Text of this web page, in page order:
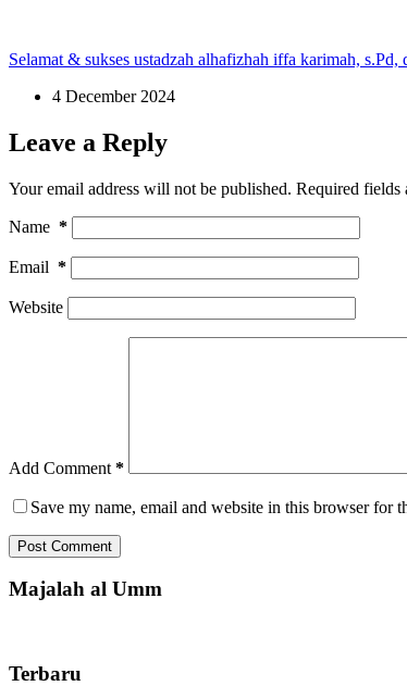
Selamat & sukses ustadzah alhafizhah iffa karimah,
4 December 2024
Leave a Reply
Your email address will not be published. Required fields
Name *
Email *
Website
Add Comment *
Save my name, email and website in this browser for
Post Comment
Majalah al Umm
Terbaru